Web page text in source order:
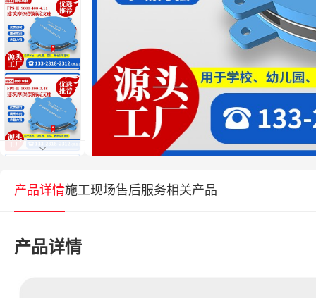
产品详情施工现场售后服务相关产品
产品详情